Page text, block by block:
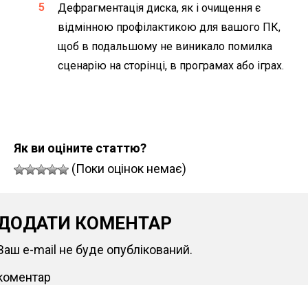
Дефрагментація диска, як і очищення є
відмінною профілактикою для вашого ПК,
щоб в подальшому не виникало помилка
сценарію на сторінці, в програмах або іграх.
Як ви оціните статтю?
(Поки оцінок немає)
КОМЕНТАР
e-mail не буде опублікований.